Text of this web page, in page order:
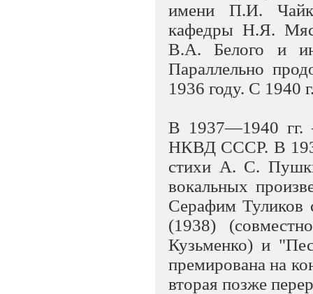
имени П.И.
кафедры Н.Я.
В.А. Белого и
Параллельно
1936 году. С 1940
В 1937—1940 гг.
НКВД СССР. В
стихи A. C.
вокальных
Серафим
(1938)
Кузьменко) и
премирована на
вторая позже